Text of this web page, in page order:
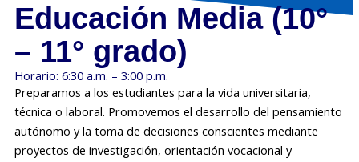
Educación Media (10°
– 11° grado)
Horario: 6:30 a.m. – 3:00 p.m.
Preparamos a los estudiantes para la vida universitaria,
técnica o laboral. Promovemos el desarrollo del pensamiento
autónomo y la toma de decisiones conscientes mediante
proyectos de investigación, orientación vocacional y